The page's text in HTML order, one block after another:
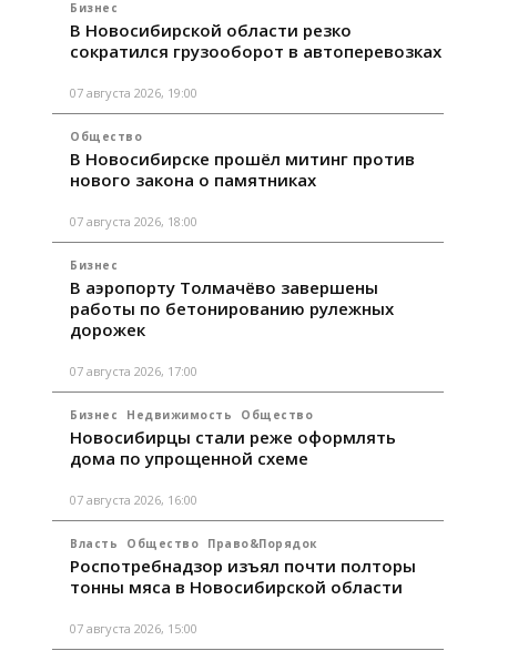
Бизнес
В Новосибирской области резко
сократился грузооборот в автоперевозках
07 августа 2026, 19:00
Общество
В Новосибирске прошёл митинг против
нового закона о памятниках
07 августа 2026, 18:00
Бизнес
В аэропорту Толмачёво завершены
работы по бетонированию рулежных
дорожек
07 августа 2026, 17:00
Бизнес Недвижимость Общество
Новосибирцы стали реже оформлять
дома по упрощенной схеме
07 августа 2026, 16:00
Власть Общество Право&Порядок
Роспотребнадзор изъял почти полторы
тонны мяса в Новосибирской области
07 августа 2026, 15:00